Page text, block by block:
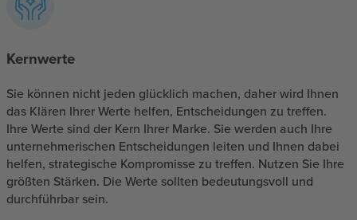
Kernwerte
Sie können nicht jeden glücklich machen, daher wird Ihnen
das Klären Ihrer Werte helfen, Entscheidungen zu treffen.
Ihre Werte sind der Kern Ihrer Marke. Sie werden auch Ihre
unternehmerischen Entscheidungen leiten und Ihnen dabei
helfen, strategische Kompromisse zu treffen. Nutzen Sie Ihre
größten Stärken. Die Werte sollten bedeutungsvoll und
durchführbar sein.